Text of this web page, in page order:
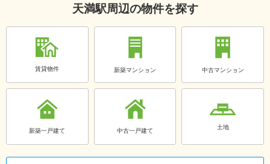
天満駅周辺の物件を探す
賃貸物件 新築マンション 中古マンション
新築一戸建て 中古一戸建て
土地